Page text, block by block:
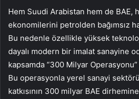
Hem Suudi Arabistan hem de BAE,
ekonomilerini petrolden bağımsız
Bu nedenle özellikle yüksek
dayalı modern bir imalat sanayine
kapsamda “300 Milyar
Bu operasyonla yerel sanayi
katkısının 300 milyar BAE